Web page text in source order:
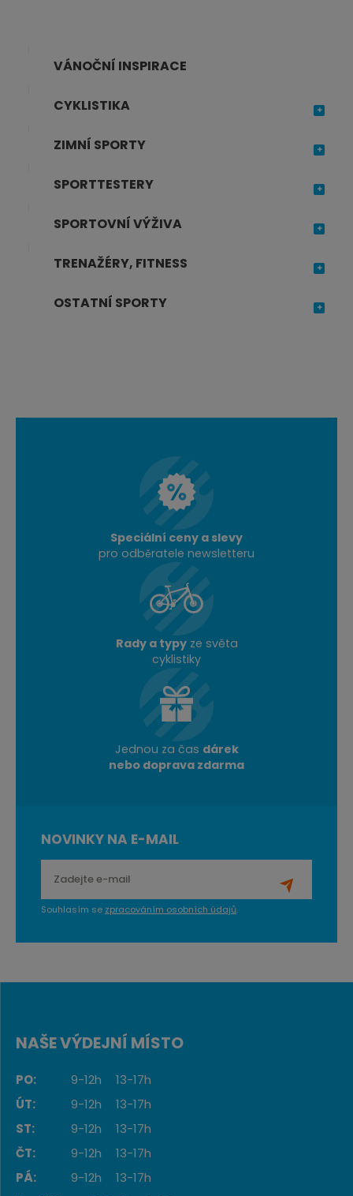
e
VÁNOČNÍ INSPIRACE
CYKLISTIKA
ZIMNÍ SPORTY
SPORTTESTERY
SPORTOVNÍ VÝŽIVA
TRENAŽÉRY, FITNESS
OSTATNÍ SPORTY
Speciální ceny a slevy
pro odběratele newsletteru
Rady a typyze světa
cyklistiky
Jednou za čas dárek
nebo doprava zdarma
NOVINKY NA E-MAIL
Souhlasím se zpracováním osobních údajů.
NAŠE VÝDEJNÍ MÍSTO
PO: 9-12h
13-17h
ÚT:
9-12h
13-17h
ST:
9-12h
13-17h
ČT:
9-12h
13-17h
PÁ:
9-12h
13-17h